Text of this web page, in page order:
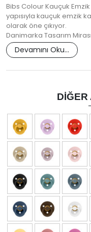
Bibs Colour Kauçuk
yapısıyla kauçuk emzik
olarak öne çıkıyor.
Danimarka Tasarım
Devamını Oku...
DIĞER